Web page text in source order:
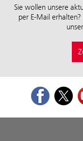
Sie wollen unsere
per E-Mail
Facebook